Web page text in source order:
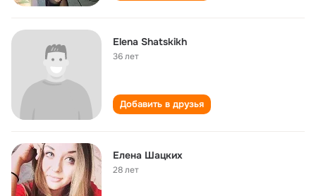
Elena Shatskikh
36 лет
Добавить в друзья
Елена Шацких
28 лет